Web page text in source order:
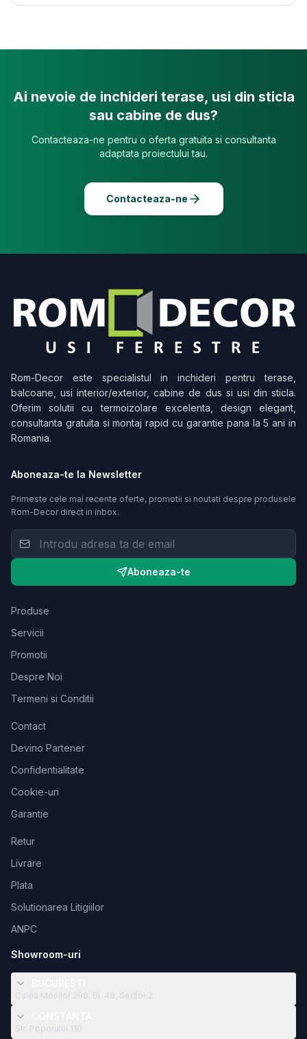
Ai nevoie de inchideri terase, usi din sticla
sau cabine de dus?
Contacteaza-ne pentru o oferta gratuita si consultanta
adaptata proiectului tau.
Contacteaza-ne
Rom-Decor este specialistul in inchideri pentru terase,
balcoane, usi interior/exterior, cabine de dus si usi din sticla.
Oferim solutii cu termoizolare excelenta, design elegant,
consultanta gratuita si montaj rapid cu garantie pana la 5 ani in
Romania.
Aboneaza-te la Newsletter
Primeste cele mai recente oferte, promotii si noutati despre produsele
Rom-Decordirect in inbox.
Aboneaza-te
Produse
Servicii
Promotii
Despre Noi
Termeni si Conditii
Contact
Devino Partener
Confidentialitate
Cookie-uri
Garantie
Retur
Livrare
Plata
Solutionarea Litigiilor
ANPC
Showroom-uri
Calea Mosilor 298, Bl. 48, Sector 2
Str. Poporului 110